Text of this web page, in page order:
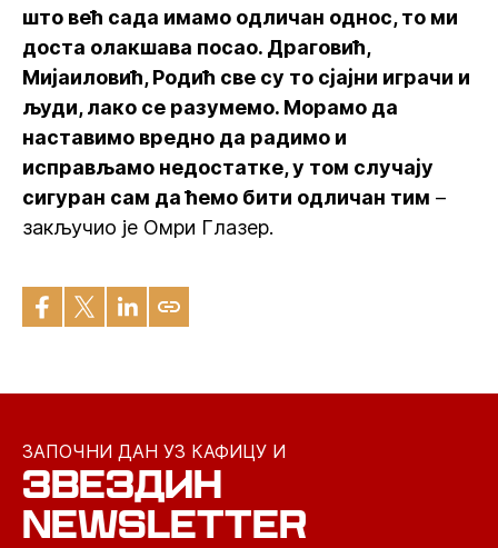
што већ сада имамо одличан однос, то ми
доста олакшава посао. Драговић,
Мијаиловић, Родић све су то сјајни играчи и
људи, лако се разумемо. Морамо да
наставимо вредно да радимо и
исправљамо недостатке, у том случају
сигуран сам да ћемо бити одличан тим –
закључио је Омри Глазер.
ЗАПОЧНИ ДАН УЗ КАФИЦУ И
ЗВЕЗДИН
NEWSLETTER